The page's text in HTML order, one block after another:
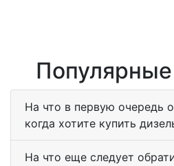
На что в первую очередь
когда хотите купить
На что еще следует